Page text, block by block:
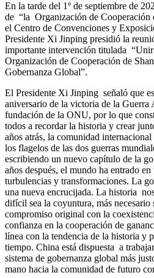
En la tarde del 1º de septiembre de
de “la Organización de Cooperación
el Centro de Convenciones y
Presidente Xi Jinping presidió la
importante intervención titulada “Unir
Organización de Cooperación de
Gobernanza Global”.
El Presidente Xi Jinping señaló que
aniversario de la victoria de la
fundación de la ONU, por lo que
todos a recordar la historia y crear
años atrás, la comunidad
los flagelos de las dos guerras
escribiendo un nuevo capítulo de la
años después, el mundo ha entrado
turbulencias y transformaciones. La
una nueva encrucijada. La historia
difícil sea la coyuntura, más necesario
compromiso original con la
confianza en la cooperación de
línea con la tendencia de la historia y
tiempo. China está dispuesta a
sistema de gobernanza global más
mano hacia la comunidad de futuro